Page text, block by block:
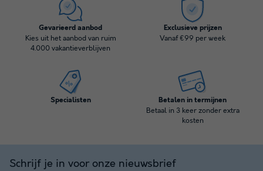
Gevarieerd aanbod
Kies uit het aanbod van ruim
4.000 vakantieverblijven
Exclusieve prijzen
Vanaf €99 per week
Specialisten Betalen in termijnen
Betaal in 3 keer zonder extra
kosten
Schrijf je in voor onze nieuwsbrief